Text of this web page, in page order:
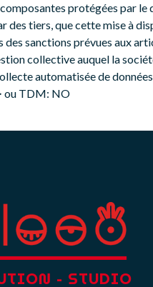
protégées par
des tiers, que cette mise à
sanctions prévues aux
collective auquel la
automatisée de
ou TDM: NO
- STUDIO